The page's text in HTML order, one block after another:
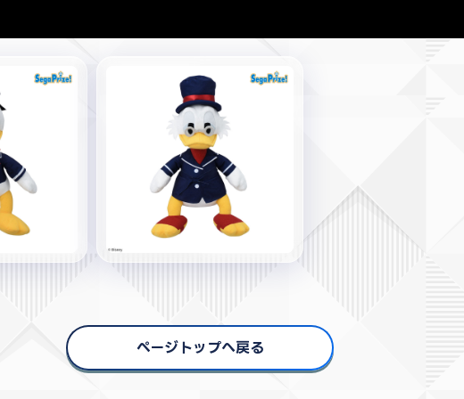
ページトップへ戻る